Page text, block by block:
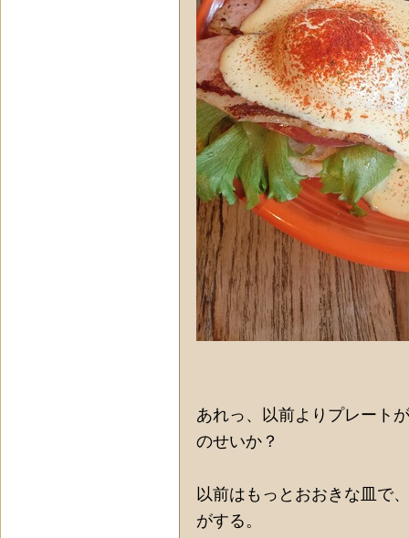
あれっ、以前よりプレート
のせいか？
以前はもっとおおきな皿で
がする。